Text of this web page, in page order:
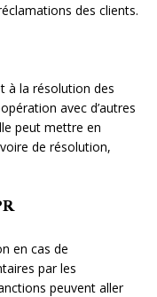
des clients.
à la résolution des
avec d’autres
peut mettre en
de résolution,
en cas de
par les
peuvent aller